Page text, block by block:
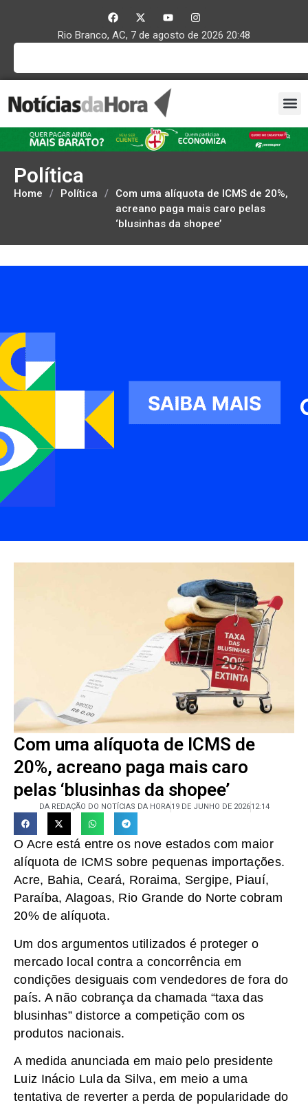
Rio Branco, AC, 7 de agosto de 2026 20:48
Política
Home / Política /
Com uma alíquota de ICMS de 20%,
acreano paga mais caro pelas
‘blusinhas da shopee’
Com uma alíquota de ICMS de
20%, acreano paga mais caro
pelas ‘blusinhas da shopee’
DA REDAÇÃO DO NOTÍCIAS DA HORA19 DE JUNHO DE 202612:14
O Acre está entre os nove estados com maior
alíquota de ICMS sobre pequenas importações.
Acre, Bahia, Ceará, Roraima, Sergipe, Piauí,
Paraíba, Alagoas, Rio Grande do Norte cobram
20% de alíquota.
Um dos argumentos utilizados é proteger o
mercado local contra a concorrência em
condições desiguais com vendedores de fora do
país. A não cobrança da chamada “taxa das
blusinhas” distorce a competição com os
produtos nacionais.
A medida anunciada em maio pelo presidente
Luiz Inácio Lula da Silva, em meio a uma
tentativa de reverter a perda de popularidade do